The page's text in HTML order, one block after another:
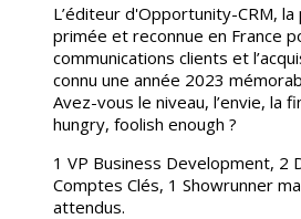
L’éditeur d'Opportunity-CRM,
primée et reconnue en France
communications clients et
connu une année 2023
Avez-vous le niveau, l’envie, la
hungry, foolish enough ?
1 VP Business Development, 2
Comptes Clés, 1 Showrunner
attendus.